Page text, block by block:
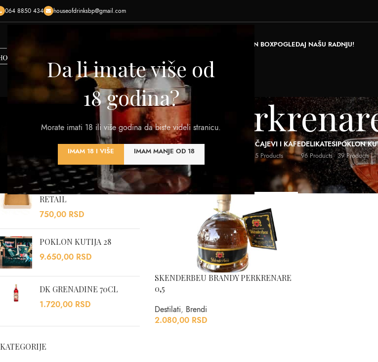
Da li imate više od
18 godina?
Morate imati 18 ili više godina da biste videli stranicu.
IMAM 18 I VIŠE IMAM MANJE OD 18
064 8850 434 houseofdrinksbp@gmail.com
KREIRAJ POKLON BOXPOGLEDAJ NAŠU RADNJU!
320 Products
RAKIJA
108 Products
VISKI
125 Products
DESTILATI
201 Products
PIVA
0 Products
OSTALI NAPICIČAJEVI I KAFE
5 Products
DELIKATESI
96 Products
POKLON
39 Products
NAJBOLJE OCENJENI
ETNO GAJBICA XL MB
RETAIL
750,00 RSD
POKLON KUTIJA 28
9.650,00 RSD
DK GRENADINE 70CL
1.720,00 RSD
KATEGORIJE
Početna Proizvod TIP
SKENDERBEU BRANDY PERKRENARE
0,5
Destilati, Brendi
2.080,00 RSD